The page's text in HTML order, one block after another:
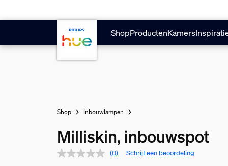
ShopProductenKamers
Shop Inbouwlampen
Milliskin, inbouwspot
(0) Schrijf een beoordeling